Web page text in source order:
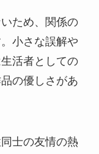
ため、関係の
小さな誤解や
活者としての
の優しさがあ
士の友情の熱